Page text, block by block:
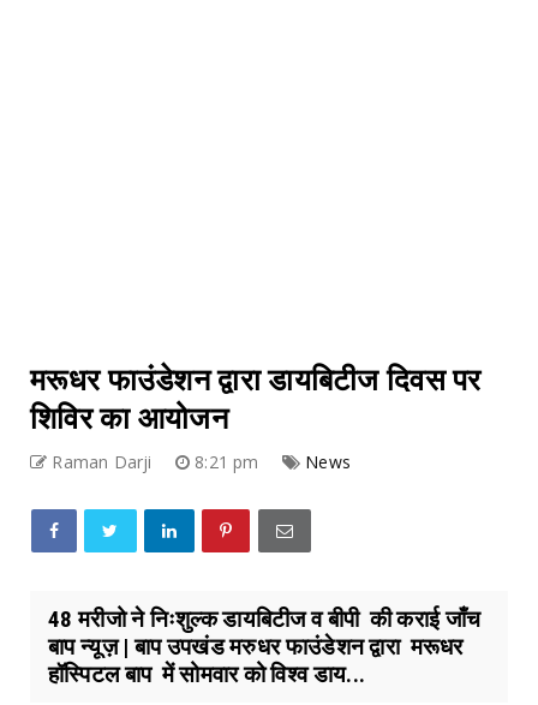
मरूधर फाउंडेशन द्वारा डायबिटीज दिवस पर
शिविर का आयोजन
Raman Darji 8:21 pm News
48 मरीजो ने निःशुल्क डायबिटीज व बीपी की कराई जाँच
बाप न्यूज़ | बाप उपखंड मरुधर फाउंडेशन द्वारा मरूधर
हॉस्पिटल बाप में सोमवार को विश्व डाय...